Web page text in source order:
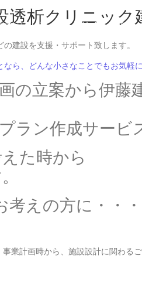
内 ポートフォリオ お知
透析クリニック
の立案から伊藤
ラン作成サービ
た時から
業計画時から、施設設計に関わる